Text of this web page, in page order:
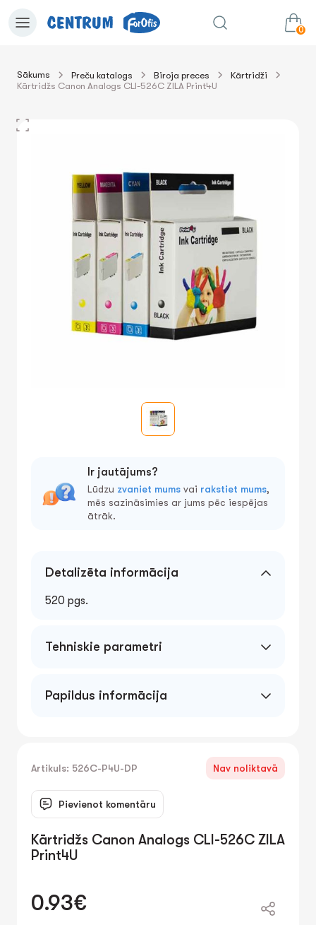
0
uz grozu Summa:
Sākums Preču katalogs Biroja preces
Kārtridži
Kārtridžs Canon Analogs CLI-526C ZILA Print4U
Ir jautājums?
Lūdzu zvaniet mums vai rakstiet mums,
mēs sazināsimies ar jums pēc iespējas
ātrāk.
Detalizēta informācija
520 pgs.
Tehniskie parametri
Papildus informācija
Artikuls: 526C-P4U-DP Nav noliktavā
Pievienot komentāru
Kārtridžs Canon Analogs CLI-526C ZILA
Print4U
0.93€